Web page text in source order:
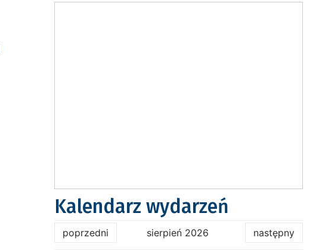
Kalendarz wydarzeń
poprzedni sierpień 2026 następny